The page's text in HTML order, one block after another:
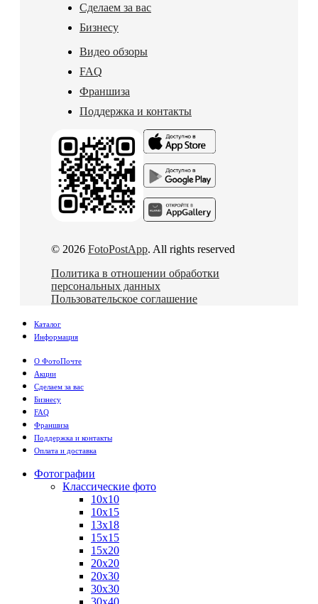
Сделаем за вас
Бизнесу
Видео обзоры
FAQ
Франшиза
Поддержка и контакты
© 2026 FotoPostApp. All rights reserved
Политика в отношении обработки
персональных данных
Пользовательское соглашение
Каталог
Информация
О ФотоПочте
Акции
Сделаем за вас
Бизнесу
FAQ
Франшиза
Поддержка и контакты
Оплата и доставка
Фотографии
Классические фото
10х10
10х15
13х18
15х15
15х20
20х20
20х30
30х30
30х40